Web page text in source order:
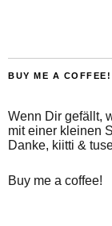
BUY ME A COFFEE!
Wenn Dir gefällt,
mit einer kleinen
Danke, kiitti &
Buy me a coffee!